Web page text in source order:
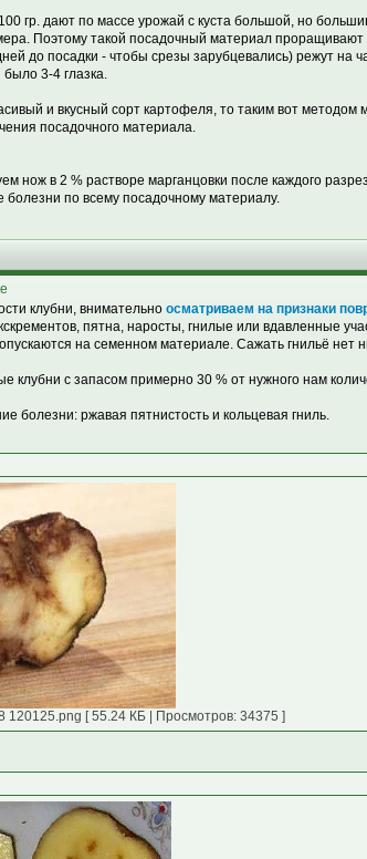
гр. дают по массе урожай с куста большой, но
Поэтому такой посадочный материал
до посадки - чтобы срезы зарубцевались) режут на
3-4 глазка.
и вкусный сорт картофеля, то таким вот методом
посадочного материала.
нож в 2 % растворе марганцовки после каждого
по всему посадочному материалу.
клубни, внимательно осматриваем на признаки
пятна, наросты, гнилые или вдавленные
на семенном материале. Сажать гнильё нет
клубни с запасом примерно 30 % от нужного нам
болезни: ржавая пятнистость и кольцевая гниль.
120125.png [ 55.24 КБ | Просмотров: 34375 ]